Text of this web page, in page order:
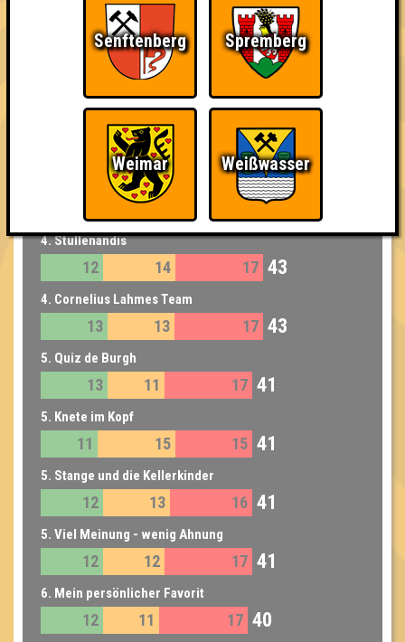
1. Bill You Murray Me
15
13 19 47
1. GameEinsam
13 47
2. Grünohren
17 16 46
3. Quizies McQuizface
19 45
4. Stullenandis
12 14 17 43
4. Cornelius Lahmes Team
13 13 17 43
5. Quiz de Burgh
13 11 17 41
5. Knete im Kopf
11 15 15 41
5. Stange und die Kellerkinder
12 13 16 41
5. Viel Meinung - wenig Ahnung
12 12 17 41
6. Mein persönlicher Favorit
12 11 17 40
Senftenberg Spremberg
Weimar Weißwasser